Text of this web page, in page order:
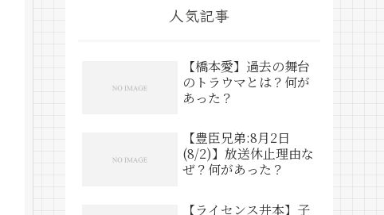
人気記事
【橋本愛】過去の舞台
のトラウマとは？何が
あった？
【豊臣兄弟:8月2日
(8/2)】放送休止理由な
ぜ？何があった？
【ライセンス井本】子